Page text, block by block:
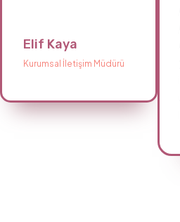
Elif Kaya
Kurumsal İletişim Müdürü